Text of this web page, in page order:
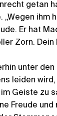
getan
„Wegen ihm
Er hat
Zorn. Dein
unter den
leiden
Geiste zu
Freude und